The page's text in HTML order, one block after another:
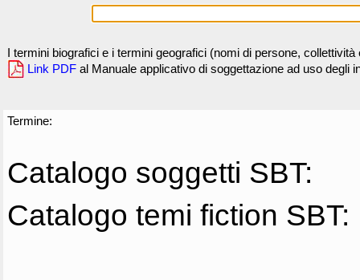
I termini biografici e i termini geografici (nomi di persone,
Link PDF al Manuale applicativo di soggettazione ad uso degli
Termine:
Catalogo soggetti SBT:
Catalogo temi fiction SBT: